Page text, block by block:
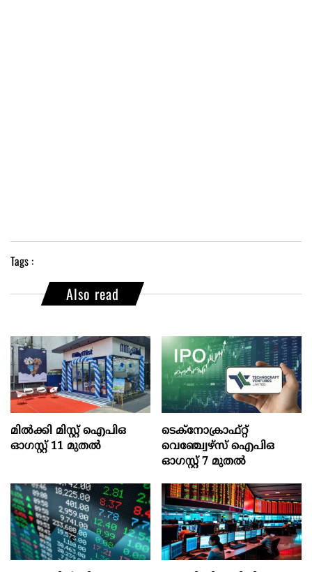
Tags :
Also read
മില്‍ക്കി മിസ്റ്റ്‌ ഐപിഒ
ഓഗസ്റ്റ്‌ 11 മുതല്‍
ടെക്‌നോക്രാഫ്‌റ്റ്‌
വെഞ്ച്വേഴ്‌സ്‌ ഐപിഒ
ഓഗസ്റ്റ്‌ 7 മുതല്‍